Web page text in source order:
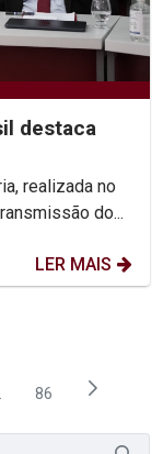
destaca
realizada no
do...
LER MAIS
intermediárias
Página
86